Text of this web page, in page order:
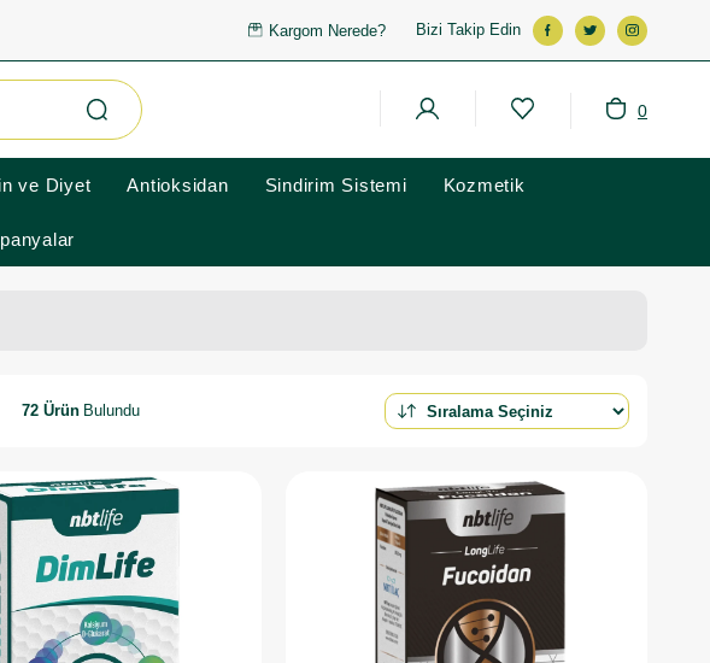
Kargom Nerede? Bizi Takip Edin
0
ve Diyet Antioksidan Sindirim Sistemi Kozmetik
72 Ürün